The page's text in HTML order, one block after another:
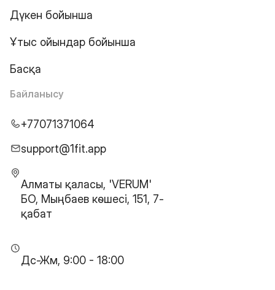
Дүкен бойынша
Ұтыс ойындар бойынша
Басқа
Байланысу
+77071371064
support@1fit.app
Алматы қаласы, 'VERUM'
БО, Мыңбаев көшесі, 151, 7-
қабат
Дс-Жм, 9:00 - 18:00